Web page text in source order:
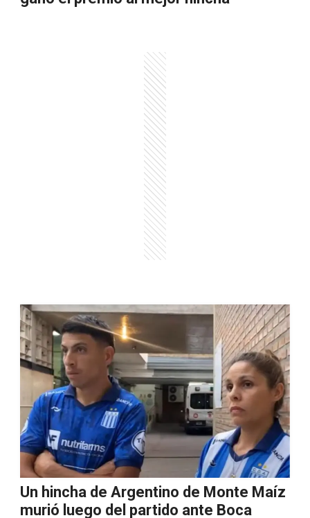
Un hincha de Argentino de Monte Maíz
murió luego del partido ante Boca